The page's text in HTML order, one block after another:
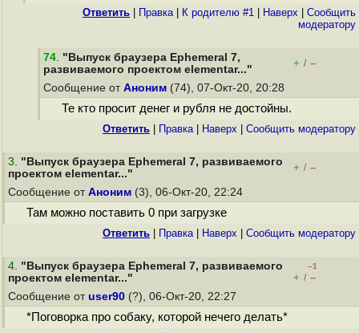
Ответить Правка| К родителю #1 Наверх
Cообщить
модератору
74. "Выпуск браузера Ephemeral 7,
развиваемого проектом elementar..."
+ / –
Сообщение от Аноним (74), 07-Окт-20, 20:28
Те кто просит денег и рубля не достойны.
Ответить Правка| Наверх Cообщить модератору
3. "Выпуск браузера Ephemeral 7, развиваемого
проектом elementar..."
+ / –
Сообщение от Аноним (3), 06-Окт-20, 22:24
Там можно поставить 0 при загрузке
Ответить Правка| Наверх Cообщить модератору
4. "Выпуск браузера Ephemeral 7, развиваемого
проектом elementar..."
–1
+ / –
Сообщение от user90 (?), 06-Окт-20, 22:27
*Поговорка про собаку, которой нечего делать*